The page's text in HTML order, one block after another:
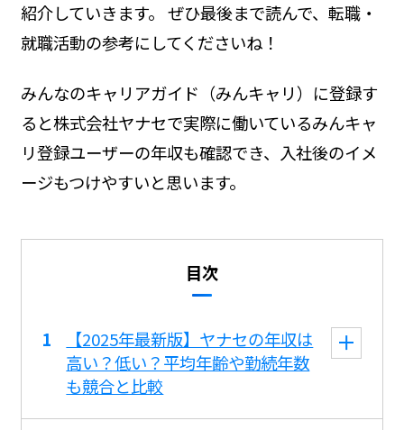
紹介していきます。 ぜひ最後まで読んで、転職・
就職活動の参考にしてくださいね！
みんなのキャリアガイド（みんキャリ）に登録す
ると株式会社ヤナセで実際に働いているみんキャ
リ登録ユーザーの年収も確認でき、入社後のイメ
ージもつけやすいと思います。
目次
【2025年最新版】ヤナセの年収は
高い？低い？平均年齢や勤続年数
も競合と比較